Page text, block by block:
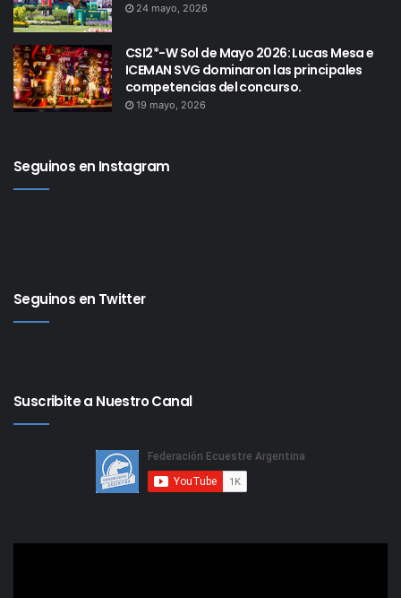
24 mayo, 2026
CSI2*-W Sol de Mayo 2026: Lucas Mesa e
ICEMAN SVG dominaron las principales
competencias del concurso.
19 mayo, 2026
Seguinos en Instagram
Seguinos en Twitter
Suscribite a Nuestro Canal